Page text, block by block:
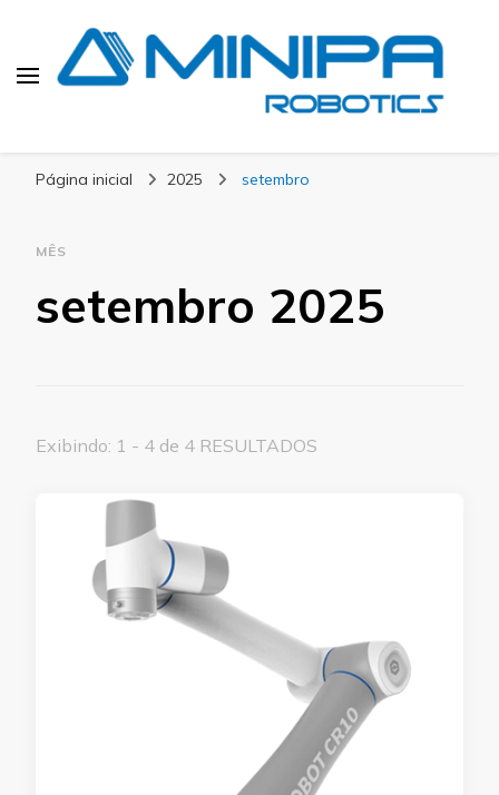
Página inicial 2025 setembro
MÊS
setembro 2025
Exibindo: 1 - 4 de 4 RESULTADOS